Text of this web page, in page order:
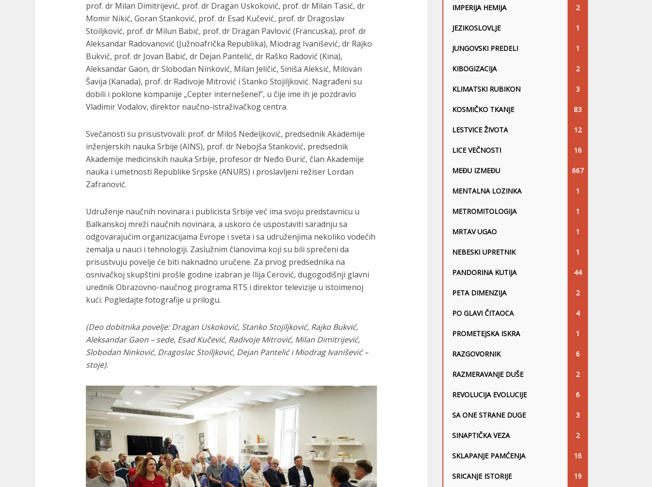
prof. dr Milan Dimitrijević, prof. dr Dragan Uskoković, prof. dr Milan Tasić, dr
Momir Nikić, Goran Stanković, prof. dr Esad Kučević, prof. dr Dragoslav
Stoiljković, prof. dr Milun Babić, prof. dr Dragan Pavlović (Francuska), prof. dr
Aleksandar Radovanović (Južnoafrička Republika), Miodrag Ivanišević, dr Rajko
Bukvić, prof. dr Jovan Babić, dr Dejan Pantelić, dr Raško Radović (Kina),
Aleksandar Gaon, dr Slobodan Ninković, Milan Jeličić, Siniša Aleksić, Milovan
Šavija (Kanada), prof. dr Radivoje Mitrović i Stanko Stojiljković. Nagrađeni su
dobili i poklone kompanije „Cepter internešenel”, u čije ime ih je pozdravio
Vladimir Vodalov, direktor naučno-istraživačkog centra.
Svečanosti su prisustvovali: prof. dr Miloš Nedeljković, predsednik Akademije
inženjerskih nauka Srbije (AINS), prof. dr Nebojša Stanković, predsednik
Akademije medicinskih nauka Srbije, profesor dr Neđo Đurić, član Akademije
nauka i umetnosti Republike Srpske (ANURS) i proslavljeni režiser Lordan
Zafranović.
Udruženje naučnih novinara i publicista Srbije već ima svoju predstavnicu u
Balkanskoj mreži naučnih novinara, a uskoro će uspostaviti saradnju sa
odgovarajućim organizacijama Evrope i sveta i sa udruženjima nekoliko vodećih
zemalja u nauci i tehnologiji. Zaslužnim članovima koji su bili sprečeni da
prisustvuju povelje će biti naknadno uručene. Za prvog predsednika na
osnivačkoj skupštini prošle godine izabran je Ilija Cerović, dugogodišnji glavni
urednik Obrazovno-naučnog programa RTS i direktor televizije u istoimenoj
kući. Pogledajte fotografije u prilogu.
(Deo dobitnika povelje: Dragan Uskoković, Stanko Stojiljković, Rajko Bukvić,
Aleksandar Gaon – sede, Esad Kučević, Radivoje Mitrović, Milan Dimitrijević,
Slobodan Ninković, Dragoslac Stoiljković, Dejan Pantelić i Miodrag Ivanišević –
stoje).
IMPERIJA HEMIJA 2
JEZIKOSLOVLJE 1
JUNGOVSKI PREDELI 1
KIBOGIZACIJA 2
KLIMATSKI RUBIKON 3
KOSMIČKO TKANJE 83
LESTVICE ŽIVOTA 12
LICE VEČNOSTI 16
MEĐU IZMEĐU 667
MENTALNA LOZINKA 1
METROMITOLOGIJA 1
MRTAV UGAO 1
NEBESKI UPRETNIK 1
PANDORINA KUTIJA 44
PETA DIMENZIJA 2
PO GLAVI ČITAOCA 4
PROMETEJSKA ISKRA 1
RAZGOVORNIK 6
RAZMERAVANJE DUŠE 2
REVOLUCIJA EVOLUCIJE 6
SA ONE STRANE DUGE 3
SINAPTIČKA VEZA 2
SKLAPANJE PAMĆENJA 16
SRICANJE ISTORIJE 19